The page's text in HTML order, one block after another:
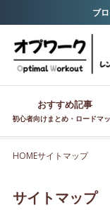
ブ
おすすめ記事
初心者向けまとめ・ロードマ
HOMEサイトマップ
サイトマップ